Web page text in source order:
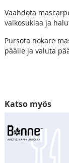
Vaahdota
valkosuklaa ja
Pursota nokare
päälle ja valuta
Katso myös